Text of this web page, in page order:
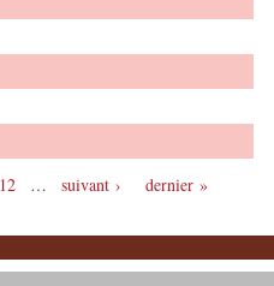
12 … suivant › dernier »